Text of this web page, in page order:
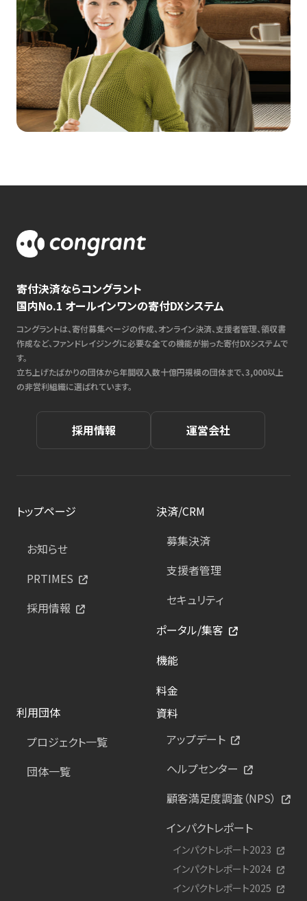
寄付決済ならコングラント
国内No.1 オールインワンの寄付DXシステム
コングラントは、寄付募集ページの作成、オンライン決済、支援者管理、領収書
作成など、ファンドレイジングに必要な全ての機能が揃った寄付DXシステムで
す。
立ち上げたばかりの団体から年間収入数十億円規模の団体まで、3,000以上
の非営利組織に選ばれています。
採用情報 運営会社
トップページ
お知らせ
PRTIMES
採用情報
決済/CRM
募集決済
支援者管理
セキュリティ
ポータル/集客
機能
料金
利用団体
プロジェクト一覧
団体一覧
資料
アップデート
ヘルプセンター
顧客満足度調査（NPS）
インパクトレポート
インパクトレポート2023
インパクトレポート2024
インパクトレポート2025